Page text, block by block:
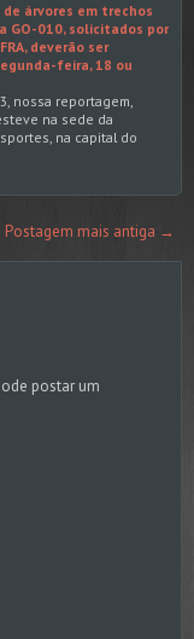
árvores em trechos
GO-010, solicitados por
deverão ser
feira, 18 ou
nossa reportagem,
na sede da
na capital do
Postagem mais antiga →
postar um